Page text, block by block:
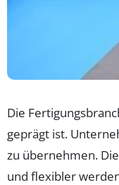
Die
geprägt ist.
zu übernehmen.
und flexibler